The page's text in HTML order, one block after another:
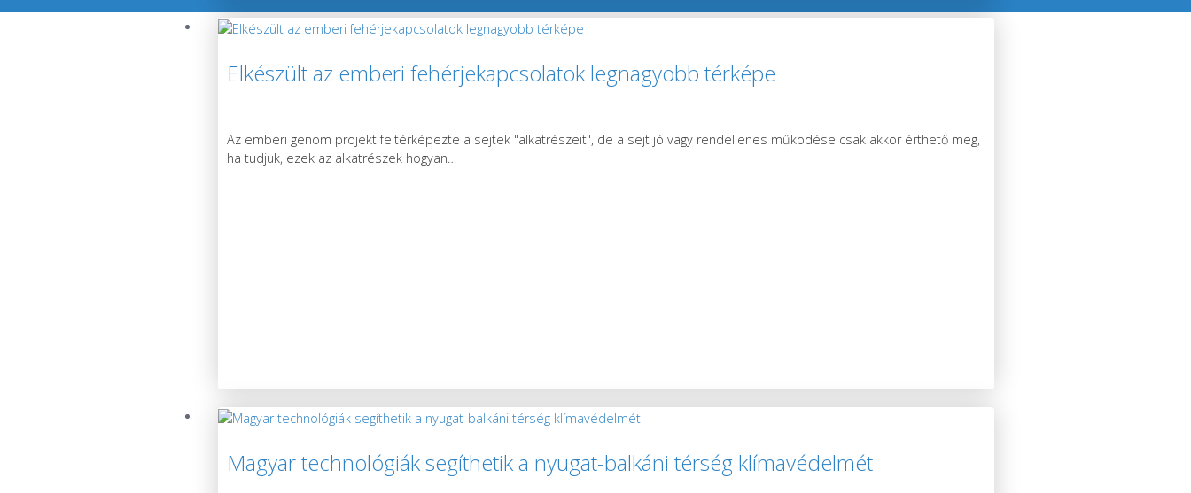
Elkészült az emberi fehérjekapcsolatok legnagyobb térképe
Az emberi genom projekt feltérképezte a sejtek "alkatrészeit", de a sejt jó vagy rendellenes működése csak akkor érthető meg,
ha tudjuk, ezek az alkatrészek hogyan
Magyar technológiák segíthetik a nyugat-balkáni térség klímavédelmét